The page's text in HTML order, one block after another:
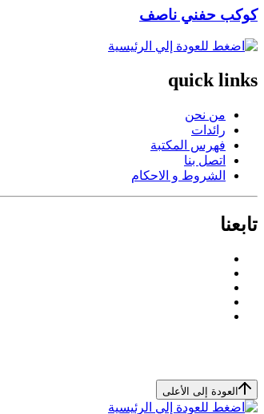
كوكب حفني ناصف
quick links
من نحن
رائدات
فهرس المكتبة
اتصل بنا
الشروط و الاحكام
تابعنا
العودة إلى الأعلى